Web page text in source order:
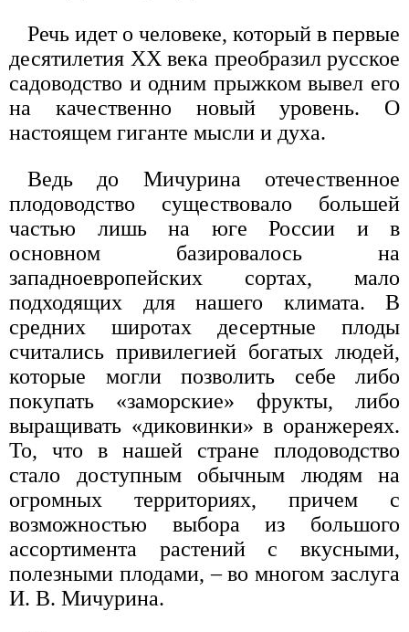
Речь идет о человеке, который в первые
десятилетия ХХ века преобразил русское
садоводство и одним прыжком вывел его
на качественно новый уровень. О
настоящем гиганте мысли и духа.
Ведь до Мичурина отечественное
плодоводство существовало большей
частью лишь на юге России и в
основном базировалось на
западноевропейских сортах, мало
подходящих для нашего климата. В
средних широтах десертные плоды
считались привилегией богатых людей,
которые могли позволить себе либо
покупать «заморские» фрукты, либо
выращивать «диковинки» в оранжереях.
То, что в нашей стране плодоводство
стало доступным обычным людям на
огромных территориях, причем с
возможностью выбора из большого
ассортимента растений с вкусными,
полезными плодами, – во многом заслуга
И. В. Мичурина.